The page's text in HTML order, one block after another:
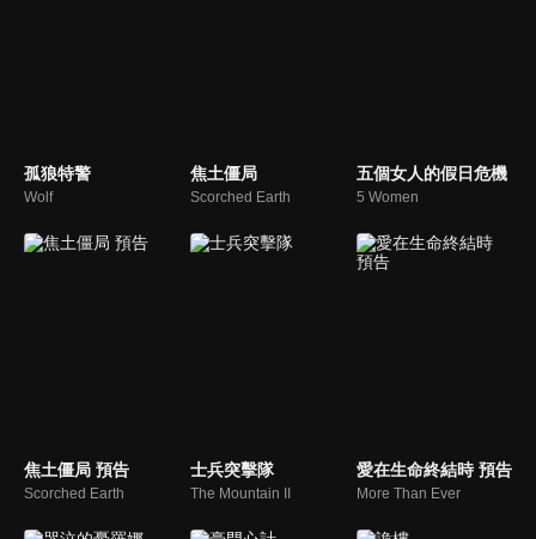
孤狼特警
Wolf
焦土僵局
Scorched Earth
五個女人的假日危機
5 Women
焦土僵局 預告
Scorched Earth
士兵突擊隊
The Mountain II
愛在生命終結時 預告
More Than Ever